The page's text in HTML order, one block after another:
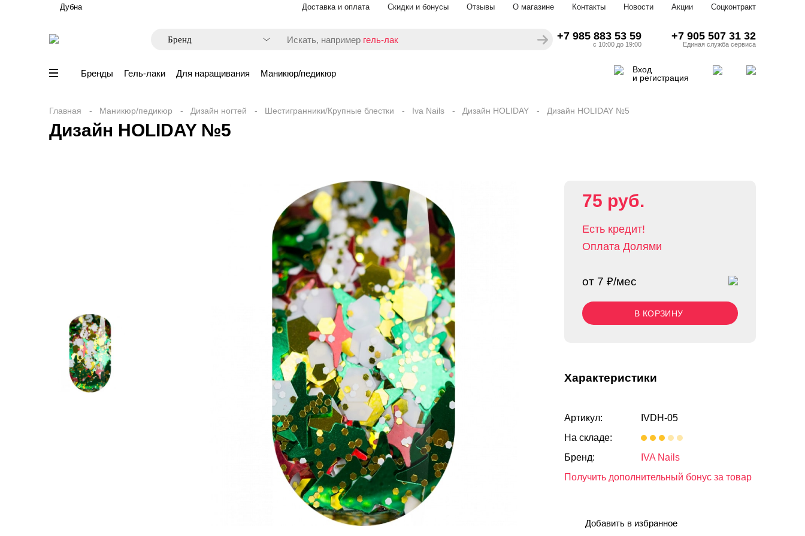
Дубна Доставка и оплата Скидки и бонусы Отзывы О магазине Контакты Новости Акции Соцконтракт
Искать, например гель-лак +7 985 883 53 59
с 10:00 до 19:00
+7 905 507 31 32
Единая служба сервиса
Бренды Гель-лаки Для наращивания Маникюр/педикюр
Вход
и регистрация
Главная Маникюр/педикюр Дизайн ногтей Шестигранники/Крупные блестки Iva Nails Дизайн HOLIDAY Дизайн HOLIDAY №5
Дизайн HOLIDAY №5
75 руб.
Есть кредит!
Оплата Долями
от 7 ₽/мес
В КОРЗИНУ
Характеристики
Артикул:
IVDH-05
На складе:
Бренд:
IVA Nails
Получить дополнительный бонус за товар
Добавить в избранное